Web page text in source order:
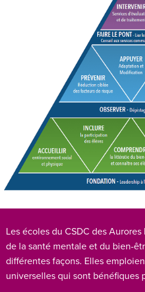
Les écoles du CSDC des
de la santé mentale et du bien-
différentes façons. Elles
universelles qui sont bénéfiques